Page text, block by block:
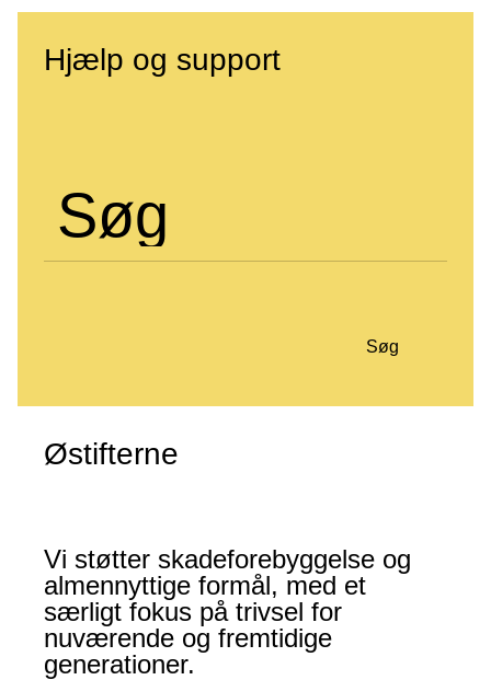
Hjælp og support
Søg
Søg
Østifterne
Vi støtter skadeforebyggelse og
almennyttige formål, med et
særligt fokus på trivsel for
nuværende og fremtidige
generationer.